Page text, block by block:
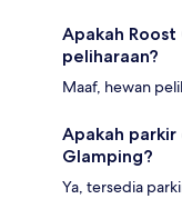
Apakah
peliharaan?
Maaf, hewan
Apakah
Glamping?
Ya, tersedia